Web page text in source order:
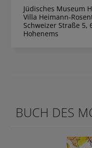
Jüdisches Museum
Villa Heimann-
Schweizer Straße 5,
Hohenems
BUCH DES